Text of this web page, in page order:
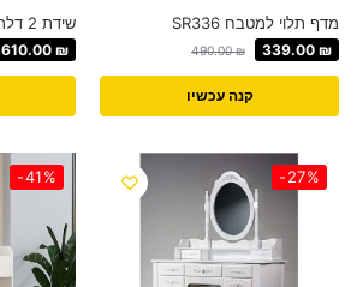
מדף תלוי למטבח SR336
490.00₪ 339.00 ₪
קנה עכשיו
שידת 2 דלתות ומגירה – דגם 386
610.00 ₪
-27%
-41%